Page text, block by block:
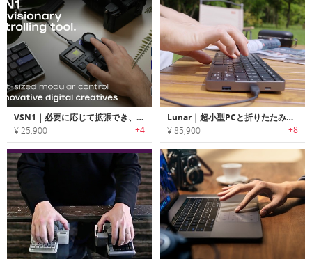
VSN1｜必要に応じて拡張でき、ワークスペースをより自由で快適にするコントローラー
¥ 25,900 +4
Lunar｜超小型PCと折りたたみキーボード
¥ 85,900 +8